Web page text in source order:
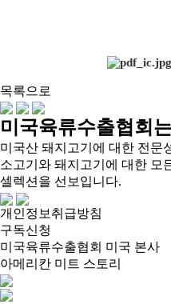
목록으로
미국육류수출협회
미국산 돼지고기에 대한 전문
소고기와 돼지고기에 대한 모
셀렉션을 선보입니다.
개인정보취급방침
구독신청
미국육류수출협회 미국 본사
아메리칸 미트 스토리